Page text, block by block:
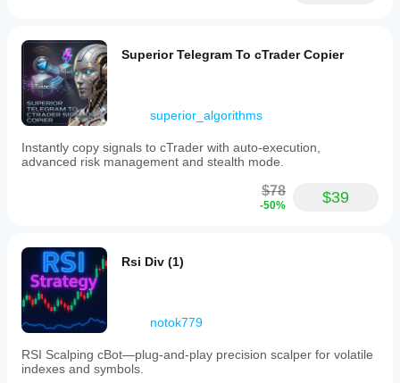
soát
rủi ro
được
hỗ
trợ
Cắt lỗ vốn tức thời
Superior Telegram To cTrader Copier
superior_algorithms
Instantly copy signals to cTrader with auto-execution,
advanced risk management and stealth mode.
$78
-50% $39
Rsi Div (1)
notok779
RSI Scalping cBot—plug‑and‑play precision scalper for volatile
indexes and symbols.